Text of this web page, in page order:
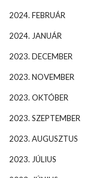
2024. FEBRUÁR
2024. JANUÁR
2023. DECEMBER
2023. NOVEMBER
2023. OKTÓBER
2023. SZEPTEMBER
2023. AUGUSZTUS
2023. JÚLIUS